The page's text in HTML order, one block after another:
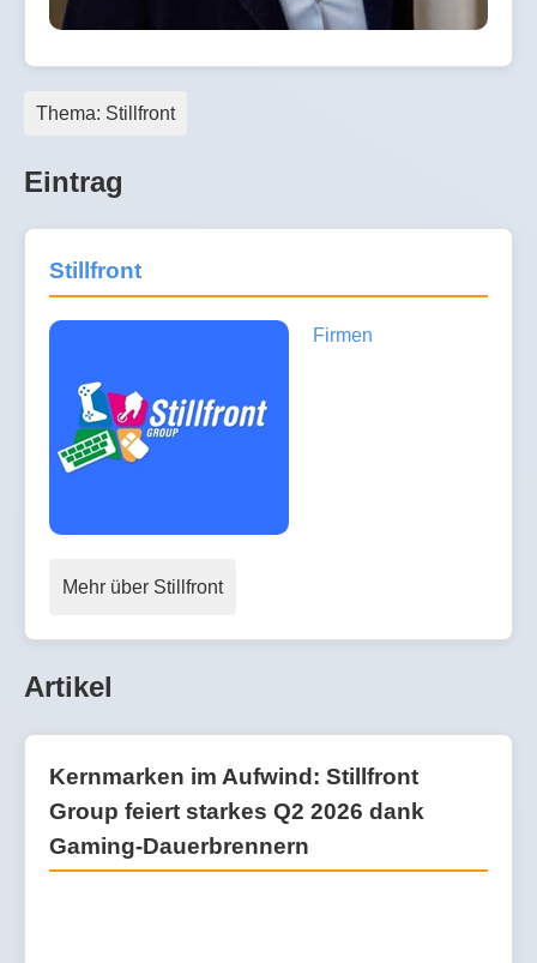
Thema: Stillfront
Eintrag
Stillfront
Firmen
Mehr über Stillfront
Artikel
Kernmarken im Aufwind: Stillfront
Group feiert starkes Q2 2026 dank
Gaming-Dauerbrennern